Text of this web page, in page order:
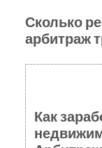
Сколько
арбитраж
Как